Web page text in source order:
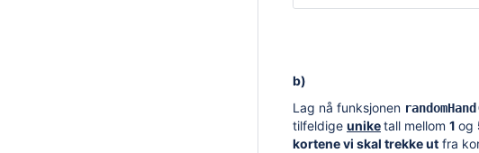
b)
Lag nå funksjonen
tilfeldige uniketall mellom 1 og
kortene vi skal trekke ut fra